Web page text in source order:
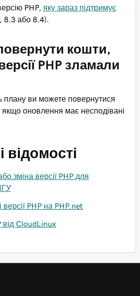
PHP, яку зараз підтримує
8.3 або 8.4).
кошти,
PHP зламали
ви можете повернутися
якщо оновлення має несподівані
відомості
зміна версії PHP для
версії PHP на PHP.net
від CloudLinux